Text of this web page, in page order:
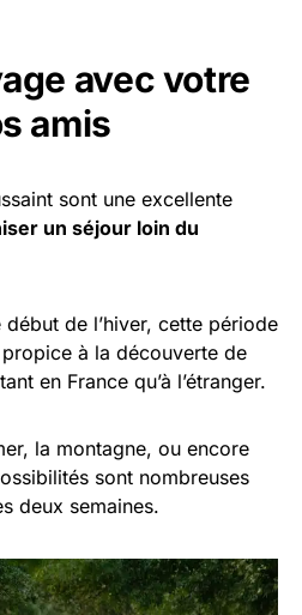
avec votre
amis
sont une excellente
un séjour loin du
début de l’hiver, cette période
à la découverte de
en France qu’à l’étranger.
la montagne, ou encore
sont nombreuses
deux semaines.